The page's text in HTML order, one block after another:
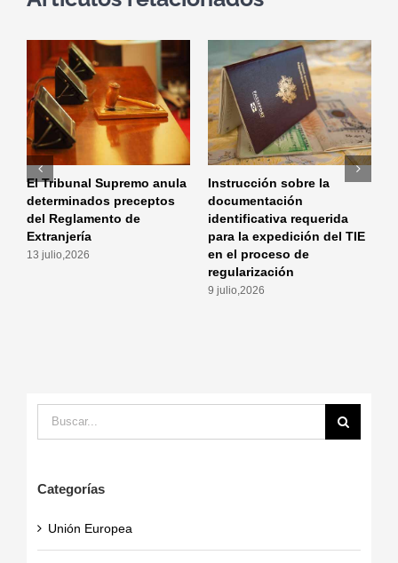
El Tribunal Supremo anula
determinados preceptos
del Reglamento de
Extranjería
13 julio,2026
Instrucción sobre la
documentación
identificativa requerida
para la expedición del TIE
en el proceso de
regularización
9 julio,2026
Buscar:
Categorías
Unión Europea